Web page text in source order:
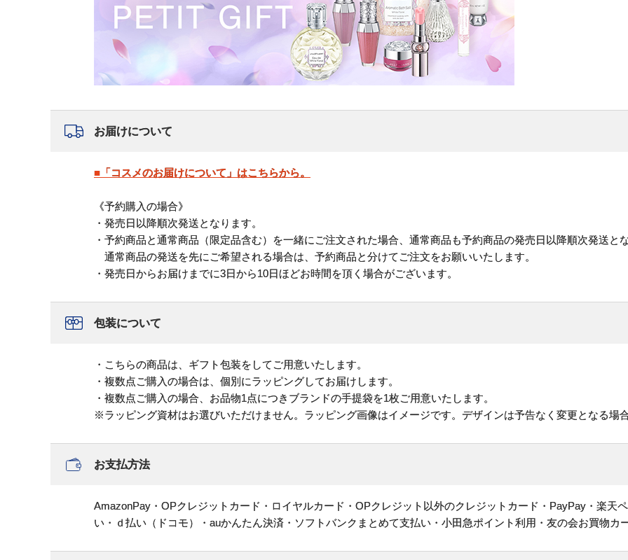
お届けについて
■「コスメのお届けについて」はこちらから。
《予約購入の場合》
・発売日以降順次発送となります。
・予約商品と通常商品（限定品含む）を一緒にご注文された場合、通常商品も予約商品の発売日以降順次発送と
通常商品の発送を先にご希望される場合は、予約商品と分けてご注文をお願いいたします。
・発売日からお届けまでに3日から10日ほどお時間を頂く場合がございます。
包装について
・こちらの商品は、ギフト包装をしてご用意いたします。
・複数点ご購入の場合は、個別にラッピングしてお届けします。
・複数点ご購入の場合、お品物1点につきブランドの手提袋を1枚ご用意いたします。
※ラッピング資材はお選びいただけません。ラッピング画像はイメージです。デザインは予告なく変更となる場
お支払方法
AmazonPay・OPクレジットカード・ロイヤルカード・OPクレジット以外のクレジットカード・PayPay・楽天
い・ｄ払い（ドコモ）・auかんたん決済・ソフトバンクまとめて支払い・小田急ポイント利用・友の会お買物カ